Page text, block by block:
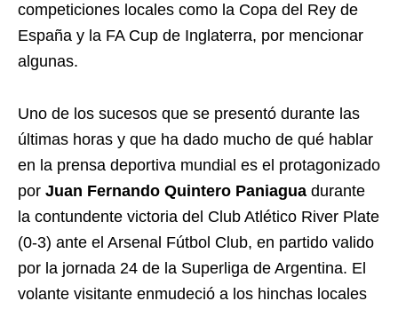
competiciones locales como la Copa del Rey de
España y la FA Cup de Inglaterra, por mencionar
algunas.
Uno de los sucesos que se presentó durante las
últimas horas y que ha dado mucho de qué hablar
en la prensa deportiva mundial es el protagonizado
por Juan Fernando Quintero Paniagua durante
la contundente victoria del Club Atlético River Plate
(0-3) ante el Arsenal Fútbol Club, en partido valido
por la jornada 24 de la Superliga de Argentina. El
volante visitante enmudeció a los hinchas locales